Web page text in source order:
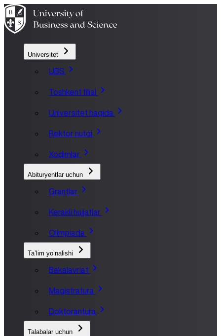
Universitet
UBS
Toshkent filial
Universitet haqida
Rektor nutqi
Xodimlar
Abituryentlar uchun
Grantlar
Kerakli hujjatlar
Olimpiada
Taʼlim yoʼnalishi
Bakalavriat
Magistratura
Doktorantura
Talabalar uchun